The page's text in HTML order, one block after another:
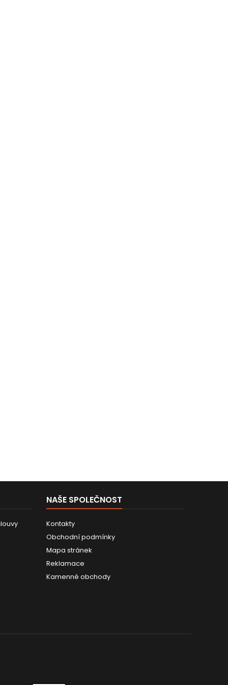
NAŠE SPOLEČNOST
Kontakty
Obchodní podmínky
Mapa stránek
Reklamace
Kamenné obchody